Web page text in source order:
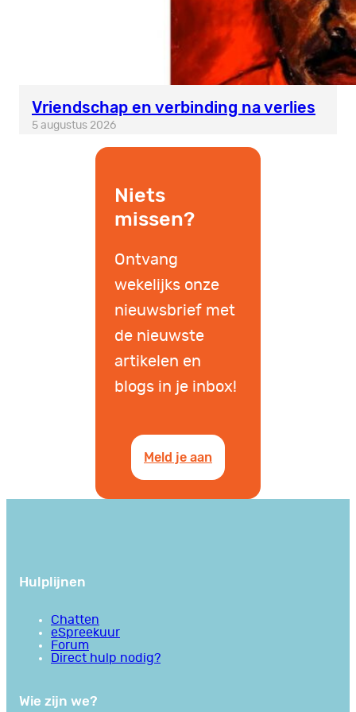
Vriendschap en verbinding na verlies
5 augustus 2026
Niets
missen?
Ontvang
wekelijks onze
nieuwsbrief met
de nieuwste
artikelen en
blogs in je inbox!
Meld je aan
Hulplijnen
Chatten
eSpreekuur
Forum
Direct hulp nodig?
Wie zijn we?